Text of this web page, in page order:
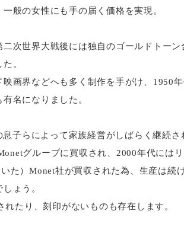
般の女性にも手の届く価格を実現。
二次世界大戦後には独自のゴールドトー
。
画界などへも多く制作を手がけ、1950
名になりました。
子らによって家族経営がしばらく継続
グループに買収され、2000年代には
た）Monet社が買収された為、生産は続
ょう。
たり、刻印がないものも存在します。